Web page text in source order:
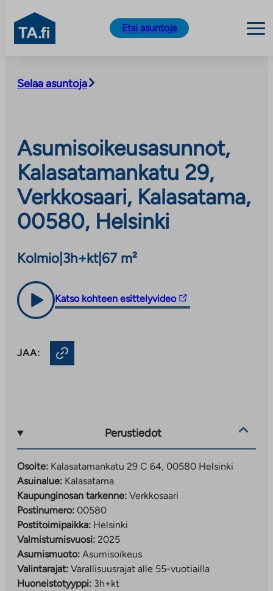
sisältöön
TA.fi
Etsi asuntoja
Selaa asuntoja
Asumisoikeusasunnot,
Kalasatamankatu 29,
Verkkosaari, Kalasatama,
00580, Helsinki
Kolmio 3h+kt| 67 m²
Katso kohteen esittelyvideo
Linkki
vie
palveluun.
Linkki
JAA:
Perustiedot
Osoite: Kalasatamankatu 29 C 64, 00580 Helsinki
Asuinalue: Kalasatama
Kaupunginosan tarkenne: Verkkosaari
Postinumero: 00580
Postitoimipaikka: Helsinki
Valmistumisvuosi: 2025
Asumismuoto: Asumisoikeus
Valintarajat: Varallisuusrajat alle 55-vuotiailla
Huoneistotyyppi: 3h+kt